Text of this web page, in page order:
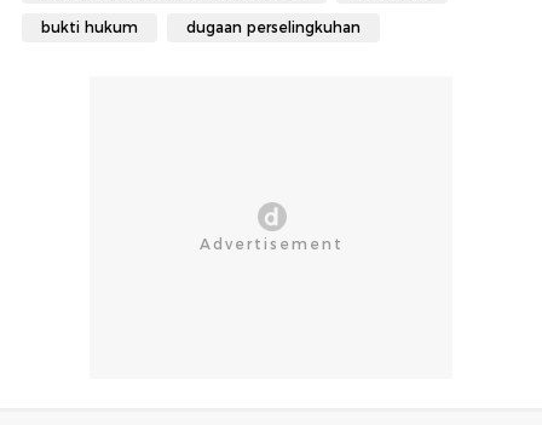
bukti hukum dugaan perselingkuhan